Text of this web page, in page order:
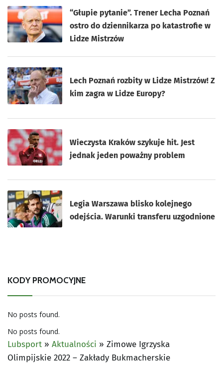
“Głupie pytanie”. Trener Lecha Poznań
ostro do dziennikarza po katastrofie w
Lidze Mistrzów
Lech Poznań rozbity w Lidze Mistrzów! Z
kim zagra w Lidze Europy?
Wieczysta Kraków szykuje hit. Jest
jednak jeden poważny problem
Legia Warszawa blisko kolejnego
odejścia. Warunki transferu uzgodnione
KODY PROMOCYJNE
No posts found.
No posts found.
Lubsport » Aktualności » Zimowe Igrzyska
Olimpijskie 2022 – Zakłady Bukmacherskie